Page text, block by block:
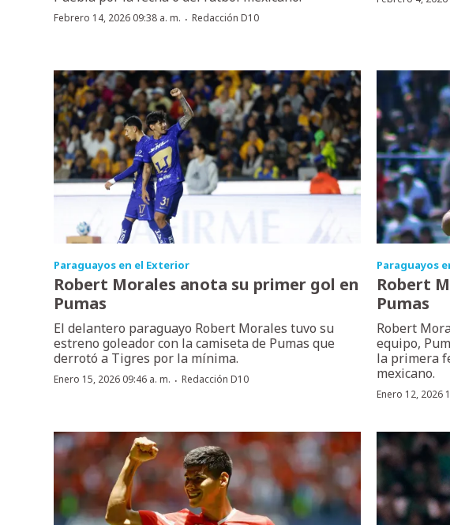
Febrero 14, 2026 09:38 a. m. · Redacción D10
Paraguayos en el Exterior
Robert Morales anota su primer gol en
Pumas
El delantero paraguayo Robert Morales tuvo su
estreno goleador con la camiseta de Pumas que
derrotó a Tigres por la mínima.
Enero 15, 2026 09:46 a. m. · Redacción D10
Paraguayos
Robert
Pumas
Robert
equipo,
la primera
mexicano.
Enero 12, 2026